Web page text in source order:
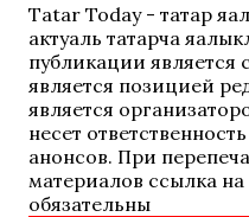
Tatar Today - татар
актуаль татарча
публикации является
является позицией
является
несет
анонсов. При
материалов ссылка
обязательны